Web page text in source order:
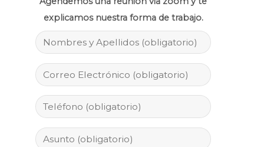
explicamos nuestra forma de trabajo.